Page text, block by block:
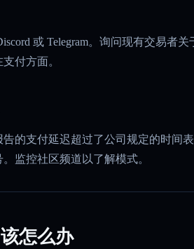
或 Telegram。询问现有交易者关
付方面。
的支付延迟超过了公司规定的时间
监控社区频道以了解模式。
怎么办